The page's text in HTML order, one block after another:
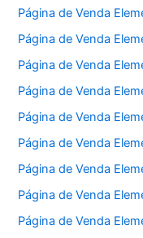
Página de Venda
Página de Venda
Página de Venda
Página de Venda
Página de Venda
Página de Venda
Página de Venda
Página de Venda
Página de Venda